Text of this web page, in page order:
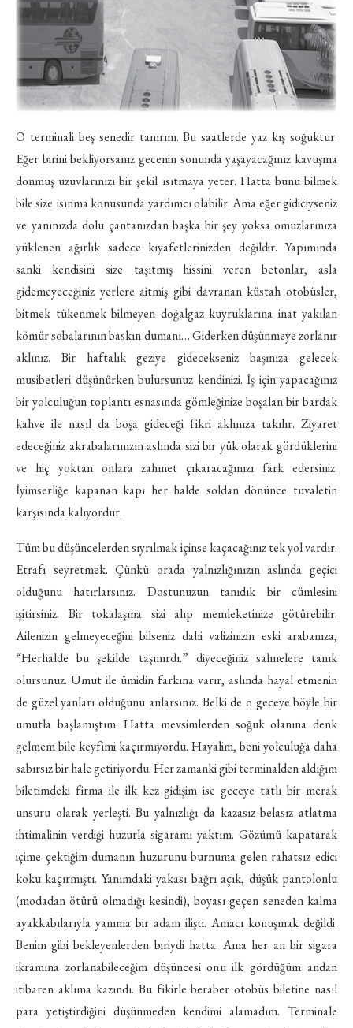
O terminali beş senedir tanırım. Bu saatlerde yaz kış soğuktur.
Eğer birini bekliyorsanız gecenin sonunda yaşayacağınız kavuşma
donmuş uzuvlarınızı bir şekil ısıtmaya yeter. Hatta bunu bilmek
bile size ısınma konusunda yardımcı olabilir. Ama eğer gidiciyseniz
ve yanınızda dolu çantanızdan başka bir şey yoksa omuzlarınıza
yüklenen ağırlık sadece kıyafetlerinizden değildir. Yapımında
sanki kendisini size taşıtmış hissini veren betonlar, asla
gidemeyeceğiniz yerlere aitmiş gibi davranan küstah otobüsler,
bitmek tükenmek bilmeyen doğalgaz kuyruklarına inat yakılan
kömür sobalarının baskın dumanı… Giderken düşünmeye zorlanır
aklınız. Bir haftalık geziye gidecekseniz başınıza gelecek
musibetleri düşünürken bulursunuz kendinizi. İş için yapacağınız
bir yolculuğun toplantı esnasında gömleğinize boşalan bir bardak
kahve ile nasıl da boşa gideceği fikri aklınıza takılır. Ziyaret
edeceğiniz akrabalarınızın aslında sizi bir yük olarak gördüklerini
ve hiç yoktan onlara zahmet çıkaracağınızı fark edersiniz.
İyimserliğe kapanan kapı her halde soldan dönünce tuvaletin
karşısında kalıyordur.
Tüm bu düşüncelerden sıyrılmak içinse kaçacağınız tek yol vardır.
Etrafı seyretmek. Çünkü orada yalnızlığınızın aslında geçici
olduğunu hatırlarsınız. Dostunuzun tanıdık bir cümlesini
işitirsiniz. Bir tokalaşma sizi alıp memleketinize götürebilir.
Ailenizin gelmeyeceğini bilseniz dahi valizinizin eski arabanıza,
“Herhalde bu şekilde taşınırdı.” diyeceğiniz sahnelere tanık
olursunuz. Umut ile ümidin farkına varır, aslında hayal etmenin
de güzel yanları olduğunu anlarsınız. Belki de o geceye böyle bir
umutla başlamıştım. Hatta mevsimlerden soğuk olanına denk
gelmem bile keyfimi kaçırmıyordu. Hayalim, beni yolculuğa daha
sabırsız bir hale getiriyordu. Her zamanki gibi terminalden aldığım
biletimdeki firma ile ilk kez gidişim ise geceye tatlı bir merak
unsuru olarak yerleşti. Bu yalnızlığı da kazasız belasız atlatma
ihtimalinin verdiği huzurla sigaramı yaktım. Gözümü kapatarak
içime çektiğim dumanın huzurunu burnuma gelen rahatsız edici
koku kaçırmıştı. Yanımdaki yakası bağrı açık, düşük pantolonlu
(modadan ötürü olmadığı kesindi), boyası geçen seneden kalma
ayakkabılarıyla yanıma bir adam ilişti. Amacı konuşmak değildi.
Benim gibi bekleyenlerden biriydi hatta. Ama her an bir sigara
ikramına zorlanabileceğim düşüncesi onu ilk gördüğüm andan
itibaren aklıma kazındı. Bu fikirle beraber otobüs biletine nasıl
para yetiştirdiğini düşünmeden kendimi alamadım. Terminale